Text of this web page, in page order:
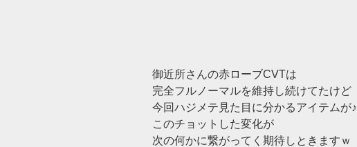
御近所さんの赤ローブCVTは
完全フルノーマルを維持し続けてたけど
今回ハジメテ見た目に分かるアイテムが♪
このチョットした変化が
次の何かに繋がってく期待しときますｗ